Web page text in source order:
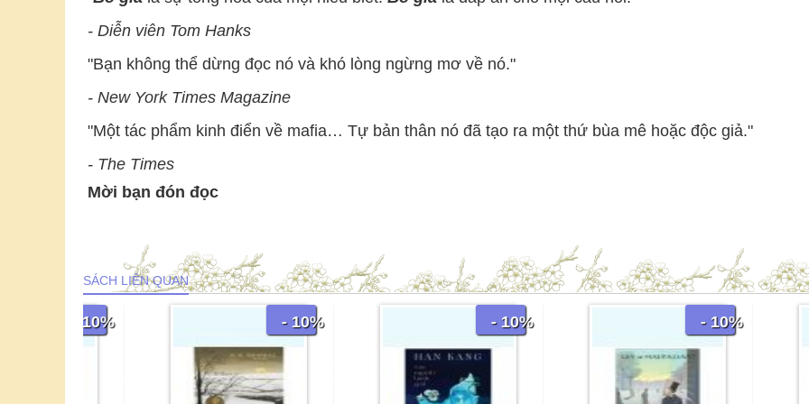
- Diễn viên Tom Hanks
"Bạn không thể dừng đọc nó và khó lòng ngừng mơ về nó."
- New York Times Magazine
"Một tác phẩm kinh điển về mafia… Tự bản thân nó đã tạo ra một thứ bùa mê hoặc độc giả."
- The Times
Mời bạn đón đọc
SÁCH LIÊN QUAN
- 10% - 10% - 10%